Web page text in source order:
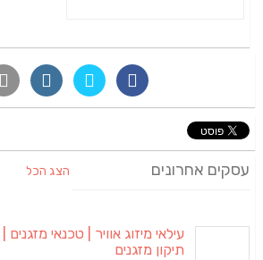
עסקים אחרונים הצג הכל
עילאי מיזוג אוויר | טכנאי מזגנים
תיקון מזגנים